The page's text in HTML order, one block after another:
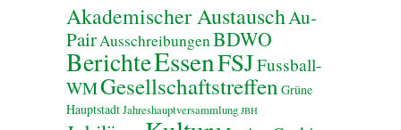
Akademischer AustauschAu-
PairAusschreibungenBDWO
BerichteEssenFSJFussball-
WMGesellschaftstreffen Grüne
HauptstadtJahreshauptversammlung JBH